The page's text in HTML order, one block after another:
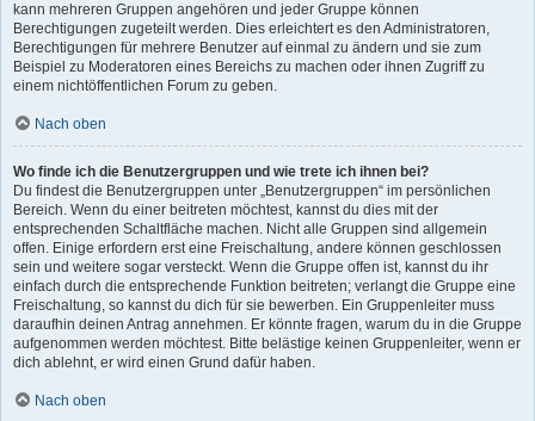
kann mehreren Gruppen angehören und jeder Gruppe können
Berechtigungen zugeteilt werden. Dies erleichtert es den Administratoren,
Berechtigungen für mehrere Benutzer auf einmal zu ändern und sie zum
Beispiel zu Moderatoren eines Bereichs zu machen oder ihnen Zugriff zu
einem nichtöffentlichen Forum zu geben.
Nach oben
Wo finde ich die Benutzergruppen und wie trete ich ihnen bei?
Du findest die Benutzergruppen unter „Benutzergruppen“ im persönlichen
Bereich. Wenn du einer beitreten möchtest, kannst du dies mit der
entsprechenden Schaltfläche machen. Nicht alle Gruppen sind allgemein
offen. Einige erfordern erst eine Freischaltung, andere können geschlossen
sein und weitere sogar versteckt. Wenn die Gruppe offen ist, kannst du ihr
einfach durch die entsprechende Funktion beitreten; verlangt die Gruppe eine
Freischaltung, so kannst du dich für sie bewerben. Ein Gruppenleiter muss
daraufhin deinen Antrag annehmen. Er könnte fragen, warum du in die Gruppe
aufgenommen werden möchtest. Bitte belästige keinen Gruppenleiter, wenn er
dich ablehnt, er wird einen Grund dafür haben.
Nach oben